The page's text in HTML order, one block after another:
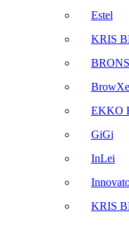
Estel
KRIS
EKKO
GiGi
InLei
KRIS